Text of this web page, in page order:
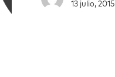
13 julio, 2015